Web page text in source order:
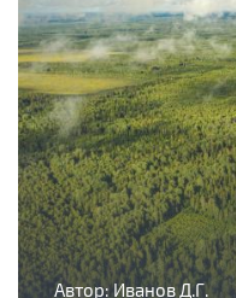
Автор: Иванов Д.Г.